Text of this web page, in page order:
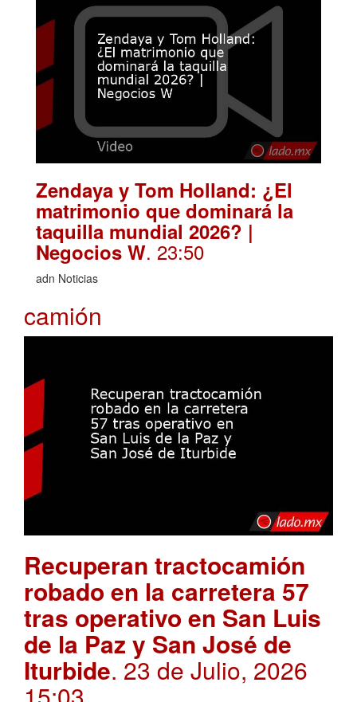
Zendaya y Tom Holland: ¿El
matrimonio que dominará la
taquilla mundial 2026? |
Negocios W. 23:50
adn Noticias
camión
Recuperan tractocamión
robado en la carretera 57
tras operativo en San Luis
de la Paz y San José de
Iturbide. 23 de Julio, 2026